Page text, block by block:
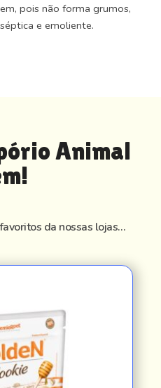
pois não forma grumos,
e emoliente.
Animal
da nossas lojas…